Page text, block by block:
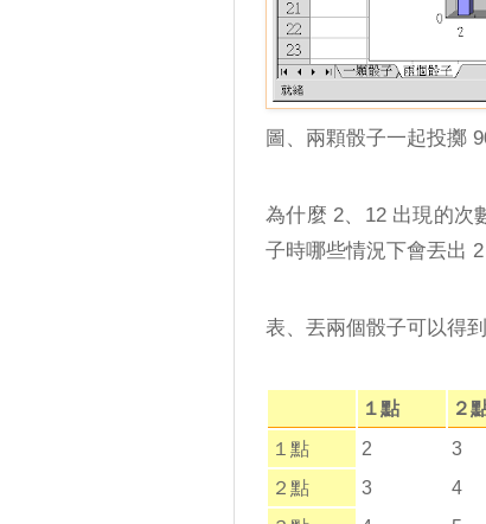
圖、兩顆骰子一起投擲
為什麼 2、12 出現的次
子時哪些情況下會丟出
表、丟兩個骰子可以得
１點 ２
１點
2 3
２點
3 4